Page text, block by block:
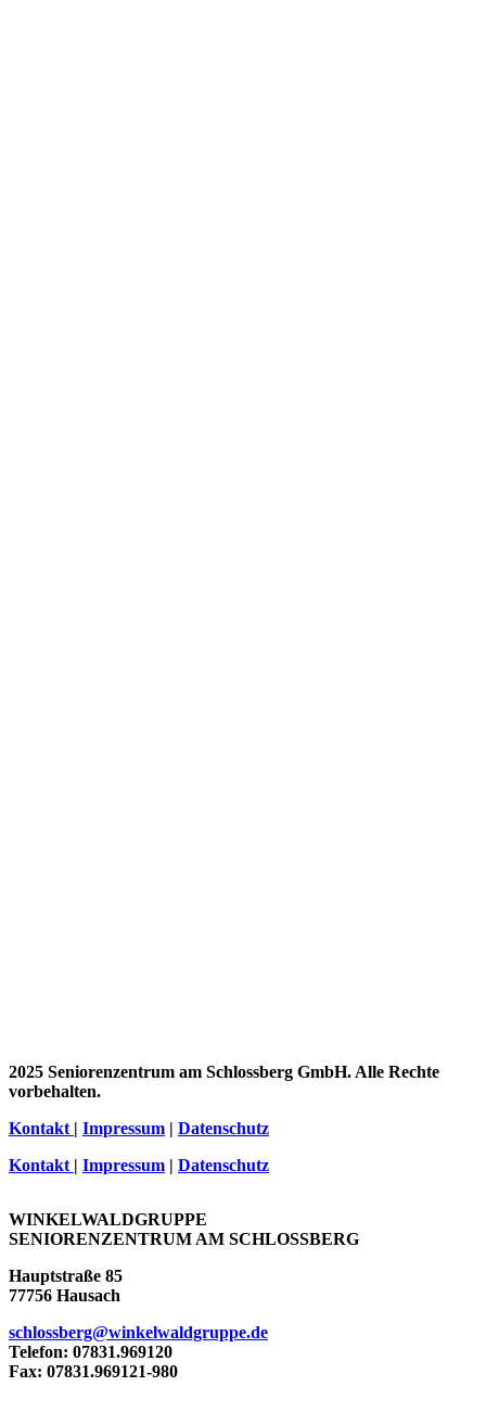
2025 Seniorenzentrum am Schlossberg GmbH. Alle Rechte
vorbehalten.
Kontakt | Impressum | Datenschutz
Kontakt | Impressum | Datenschutz
WINKELWALDGRUPPE
SENIORENZENTRUM AM SCHLOSSBERG
Hauptstraße 85
77756 Hausach
schlossberg@winkelwaldgruppe.de
Telefon: 07831.969120
Fax: 07831.969121-980